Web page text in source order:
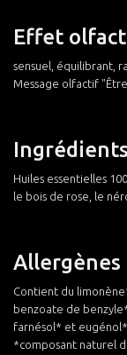
Effet
sensuel, équilibrant,
Message olfactif
Ingrédients
Huiles essentielles
le bois de rose, le
Allergènes
Contient du
benzoate de
farnésol* et eugénol*.
*composant naturel